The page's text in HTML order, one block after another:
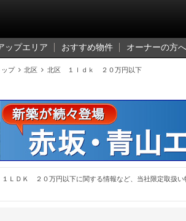
ップエリア おすすめ物件 オーナーの方へ
ップ  北区  北区 １ｌｄｋ ２０万円以下
ＬＤＫ ２０万円以下に関する情報など、当社限定取扱い